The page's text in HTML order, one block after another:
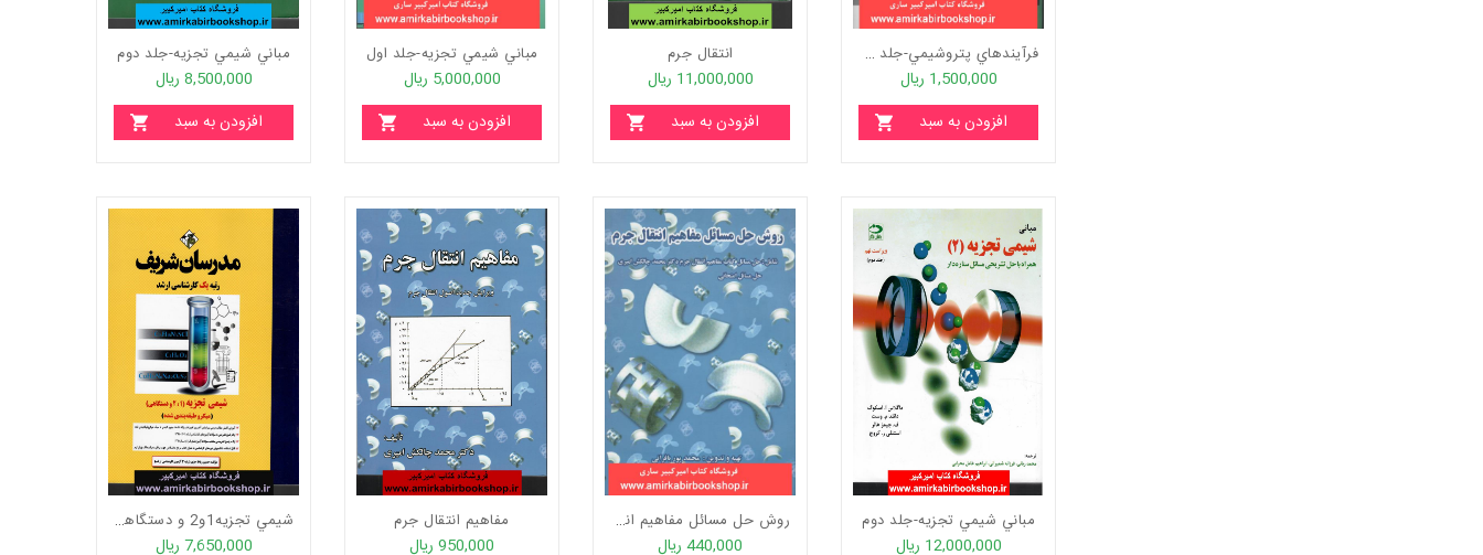
فرآيندهاي پتروشيمي-جلد دوم
1,500,000 ریال
افزودن به سبد
انتقال جرم
11,000,000 ریال
افزودن به سبد
مباني شيمي تجزيه-جلد اول
5,000,000 ریال
افزودن به سبد
مباني شيمي تجزيه-جلد دوم
8,500,000 ریال
افزودن به سبد
مباني شيمي تجزيه-جلد دوم
12,000,000 ریال
روش حل مسائل مفاهيم انتقال جرم(بر اساس کتاب چالکش اميري)
440,000 ریال
مفاهيم انتقال جرم
950,000 ریال
شيمي تجزيه1و2 و دستگاهي
7,650,000 ریال